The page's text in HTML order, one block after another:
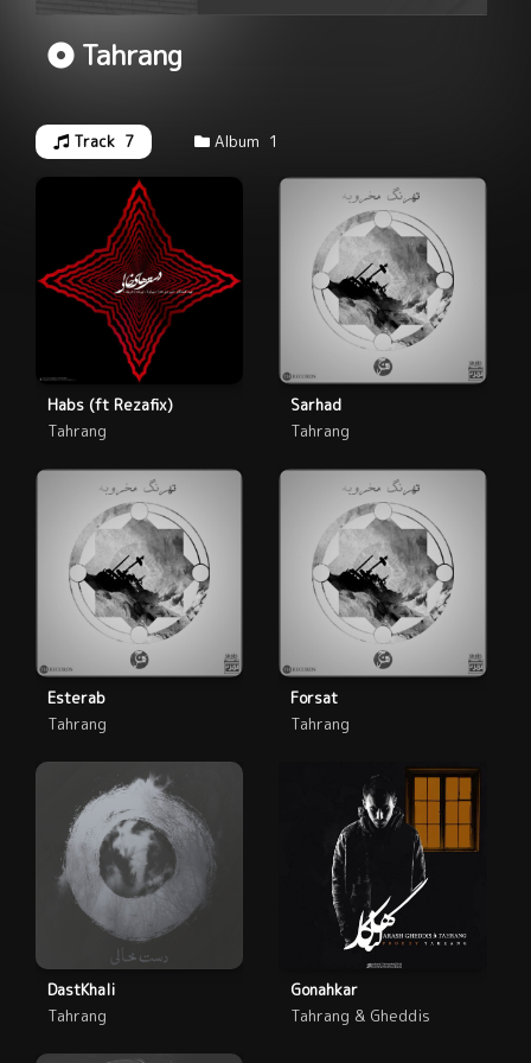
Tahrang
Track 7 Album 1
Habs (ft Rezafix)
Tahrang
Sarhad
Tahrang
Esterab
Tahrang
Forsat
Tahrang
DastKhali
Tahrang
Gonahkar
Tahrang & Gheddis